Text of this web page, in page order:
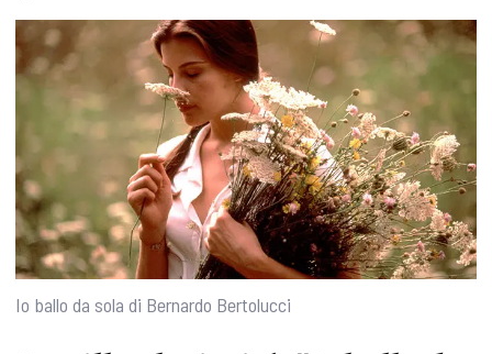
Io ballo da sola di Bernardo Bertolucci